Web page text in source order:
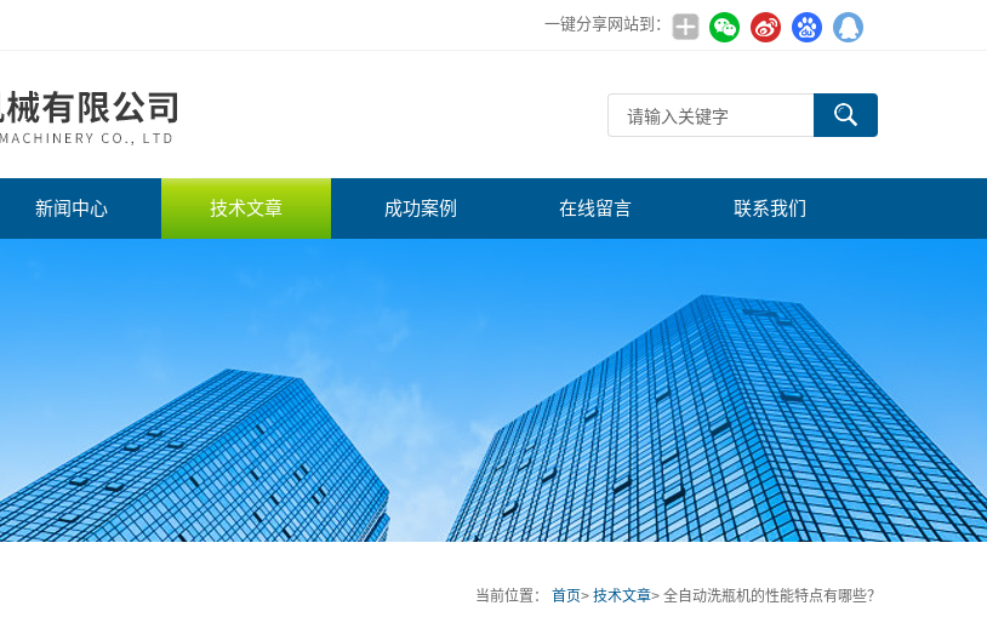
一键分享网站到：
新闻中心 技术文章 成功案例 在线留言 联系我们
当前位置： 首页> 技术文章> 全自动洗瓶机的性能特点有哪些？